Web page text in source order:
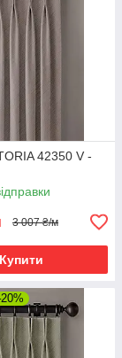
42350 V -
3 007 ₴/м
Купити